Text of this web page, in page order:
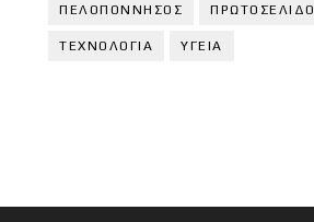
ΠΕΛΟΠΟΝΝΗΣΟΣ ΠΡΩΤΟΣΕΛΙΔΟ
ΤΕΧΝΟΛΟΓΙΑ ΥΓΕΙΑ